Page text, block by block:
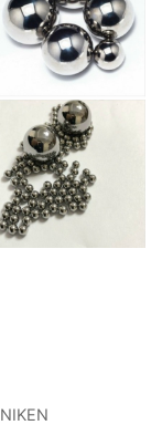
NIKEN